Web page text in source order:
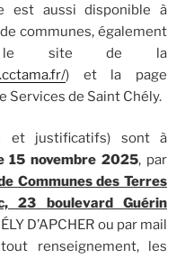
est aussi disponible à
communes, également
le site de la
) et la page
Services de Saint Chély.
et justificatifs) sont à
15 novembre 2025, par
Communes des Terres
23 boulevard Guérin
D’APCHER ou par mail
renseignement, les